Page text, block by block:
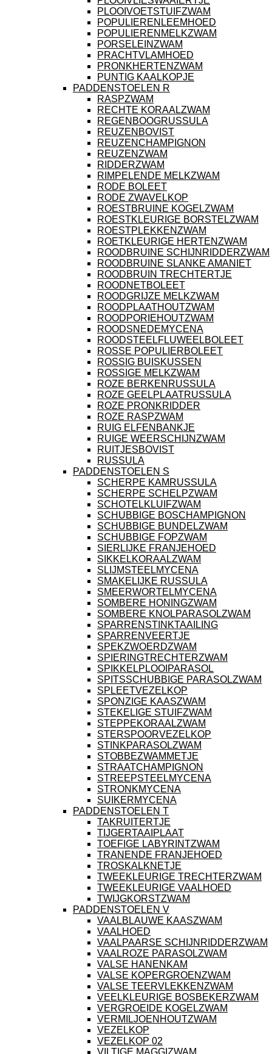
PLOOIVOETSTUIFZWAM
POPULIERENLEEMHOED
POPULIERENMELKZWAM
PORSELEINZWAM
PRACHTVLAMHOED
PRONKHERTENZWAM
PUNTIG KAALKOPJE
PADDENSTOELEN R
RASPZWAM
RECHTE KORAALZWAM
REGENBOOGRUSSULA
REUZENBOVIST
REUZENCHAMPIGNON
REUZENZWAM
RIDDERZWAM
RIMPELENDE MELKZWAM
RODE BOLEET
RODE ZWAVELKOP
ROESTBRUINE KOGELZWAM
ROESTKLEURIGE BORSTELZWAM
ROESTPLEKKENZWAM
ROETKLEURIGE HERTENZWAM
ROODBRUINE SCHIJNRIDDERZWAM
ROODBRUINE SLANKE AMANIET
ROODBRUIN TRECHTERTJE
ROODNETBOLEET
ROODGRIJZE MELKZWAM
ROODPLAATHOUTZWAM
ROODPORIEHOUTZWAM
ROODSNEDEMYCENA
ROODSTEELFLUWEELBOLEET
ROSSE POPULIERBOLEET
ROSSIG BUISKUSSEN
ROSSIGE MELKZWAM
ROZE BERKENRUSSULA
ROZE GEELPLAATRUSSULA
ROZE PRONKRIDDER
ROZE RASPZWAM
RUIG ELFENBANKJE
RUIGE WEERSCHIJNZWAM
RUITJESBOVIST
RUSSULA
PADDENSTOELEN S
SCHERPE KAMRUSSULA
SCHERPE SCHELPZWAM
SCHOTELKLUIFZWAM
SCHUBBIGE BOSCHAMPIGNON
SCHUBBIGE BUNDELZWAM
SCHUBBIGE FOPZWAM
SIERLIJKE FRANJEHOED
SIKKELKORAALZWAM
SLIJMSTEELMYCENA
SMAKELIJKE RUSSULA
SMEERWORTELMYCENA
SOMBERE HONINGZWAM
SOMBERE KNOLPARASOLZWAM
SPARRENSTINKTAAILING
SPARRENVEERTJE
SPEKZWOERDZWAM
SPIERINGTRECHTERZWAM
SPIKKELPLOOIPARASOL
SPITSSCHUBBIGE PARASOLZWAM
SPLEETVEZELKOP
SPONZIGE KAASZWAM
STEKELIGE STUIFZWAM
STEPPEKORAALZWAM
STERSPOORVEZELKOP
STINKPARASOLZWAM
STOBBEZWAMMETJE
STRAATCHAMPIGNON
STREEPSTEELMYCENA
STRONKMYCENA
SUIKERMYCENA
PADDENSTOELEN T
TAKRUITERTJE
TIJGERTAAIPLAAT
TOEFIGE LABYRINTZWAM
TRANENDE FRANJEHOED
TROSKALKNETJE
TWEEKLEURIGE TRECHTERZWAM
TWEEKLEURIGE VAALHOED
TWIJGKORSTZWAM
PADDENSTOELEN V
VAALBLAUWE KAASZWAM
VAALHOED
VAALPAARSE SCHIJNRIDDERZWAM
VAALROZE PARASOLZWAM
VALSE HANENKAM
VALSE KOPERGROENZWAM
VALSE TEERVLEKKENZWAM
VEELKLEURIGE BOSBEKERZWAM
VERGROEIDE KOGELZWAM
VERMILJOENHOUTZWAM
VEZELKOP
VEZELKOP 02
VILTIGE MAGGIZWAM